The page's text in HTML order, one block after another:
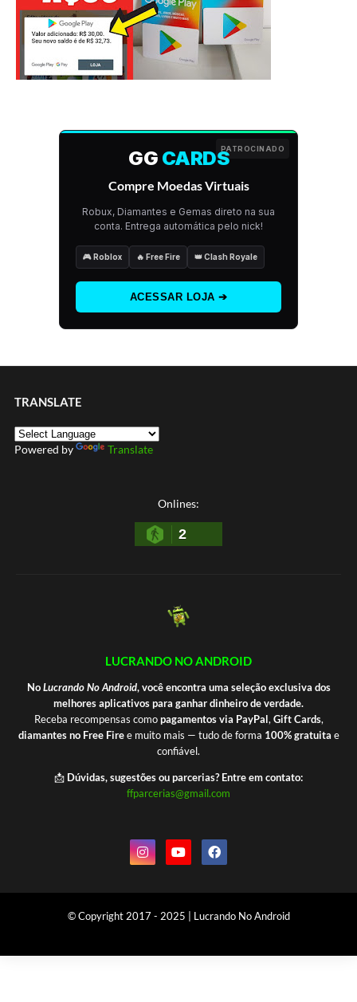
PATROCINADO
GG CARDS
Compre Moedas Virtuais
Robux, Diamantes e Gemas direto na sua
conta. Entrega automática pelo nick!
🎮 Roblox 🔥 Free Fire 👑 Clash Royale
ACESSAR LOJA ➔
TRANSLATE
Powered by Translate
Onlines:
2
LUCRANDO NO ANDROID
NoLucrando No Android, você encontra uma seleção exclusiva dos
melhores aplicativos para ganhar dinheiro de verdade.
Receba recompensas comopagamentos via PayPal, Gift Cards,
diamantes no Free Firee muito mais — tudo de forma 100% gratuita e
confiável.
📩 Dúvidas, sugestões ou parcerias? Entre em contato:
ffparcerias@gmail.com
© Copyright 2017 - 2025 | Lucrando No Android